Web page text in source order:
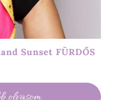
Sunset FÜRDŐS